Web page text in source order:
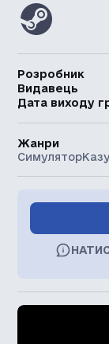
Розробник
Видавець
Дата виходу
Жанри
Симулятор